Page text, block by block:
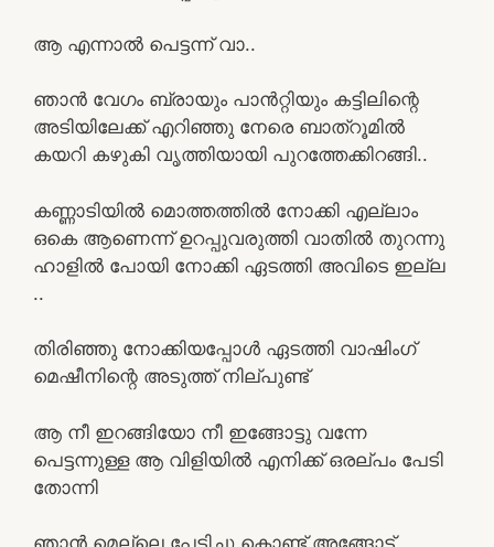
ആ എന്നാൽ പെട്ടന്ന് വാ..
ഞാൻ വേഗം ബ്രായും പാൻറ്റിയും കട്ടിലിന്റെ
അടിയിലേക്ക് എറിഞ്ഞു നേരെ ബാത്‌റൂമിൽ
കയറി കഴുകി വൃത്തിയായി പുറത്തേക്കിറങ്ങി..
കണ്ണാടിയിൽ മൊത്തത്തിൽ നോക്കി എല്ലാം
ഒകെ ആണെന്ന് ഉറപ്പുവരുത്തി വാതിൽ തുറന്നു
ഹാളിൽ പോയി നോക്കി ഏടത്തി അവിടെ ഇല്ല
..
തിരിഞ്ഞു നോക്കിയപ്പോൾ ഏടത്തി വാഷിംഗ്
മെഷീനിന്റെ അടുത്ത് നില്പുണ്ട്
ആ നീ ഇറങ്ങിയോ നീ ഇങ്ങോട്ടു വന്നേ
പെട്ടന്നുള്ള ആ വിളിയിൽ എനിക്ക് ഒരല്പം പേടി
തോന്നി
ഞാൻ മെല്ലെ പേടിച്ചു കൊണ്ട് അങ്ങോട്ട്